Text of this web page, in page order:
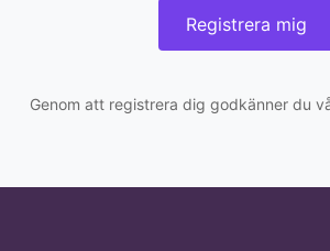
Registrera mig
Genom att registrera dig godkänner du